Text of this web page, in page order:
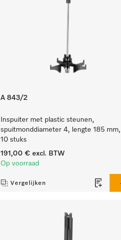
A 843/2
Inspuiter met plastic steunen,
spuitmonddiameter 4, lengte 185 mm,
10 stuks
191,00 € excl. BTW
Op voorraad
Vergelijken